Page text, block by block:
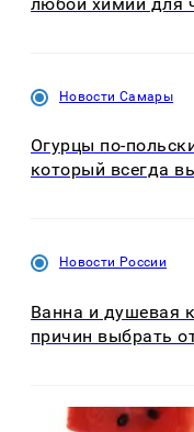
Новости Самары
Огурцы
который всегда
Новости России
Ванна и душевая
причин выбрать